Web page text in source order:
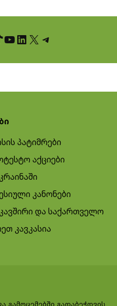
YouTube LinkedIn X Telegram
პატიმრები
აქციები
კანონები
და საქართველო
კავკასია
გამოცემებში გადაბეჭდვის